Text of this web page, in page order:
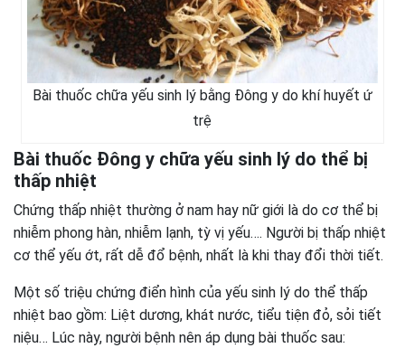
Bài thuốc chữa yếu sinh lý bằng Đông y do khí huyết ứ
trệ
Bài thuốc Đông y chữa yếu sinh lý do thể bị
thấp nhiệt
Chứng thấp nhiệt thường ở nam hay nữ giới là do cơ thể bị
nhiễm phong hàn, nhiễm lạnh, tỳ vị yếu…. Người bị thấp nhiệt
cơ thể yếu ớt, rất dễ đổ bệnh, nhất là khi thay đổi thời tiết.
Một số triệu chứng điển hình của yếu sinh lý do thể thấp
nhiệt bao gồm: Liệt dương, khát nước, tiểu tiện đỏ, sỏi tiết
niệu… Lúc này, người bệnh nên áp dụng bài thuốc sau: